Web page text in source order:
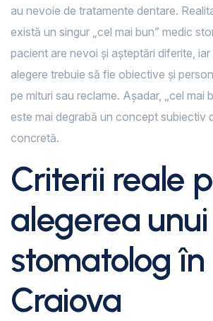
au nevoie de tratamente dentare.
există un singur „cel mai bun” medic
pacient are nevoi și așteptări diferite, iar
alegere trebuie să fie obiective și
pe mituri sau reclame. Așadar, „cel mai
este mai degrabă un concept subiectiv
concretă.
Criterii reale
alegerea unui
stomatolog în
Craiova